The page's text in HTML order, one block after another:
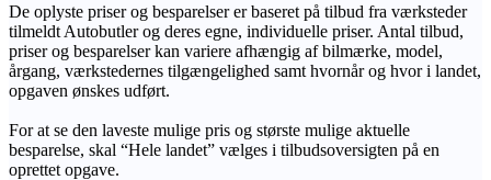
De oplyste priser og besparelser er baseret på tilbud fra værksteder
tilmeldt Autobutler og deres egne, individuelle priser. Antal tilbud,
priser og besparelser kan variere afhængig af bilmærke, model,
årgang, værkstedernes tilgængelighed samt hvornår og hvor i landet,
opgaven ønskes udført.
For at se den laveste mulige pris og største mulige aktuelle
besparelse, skal “Hele landet” vælges i tilbudsoversigten på en
oprettet opgave.